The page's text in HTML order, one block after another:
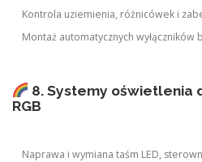
Kontrola uziemienia, różnicówek i
Montaż automatycznych wyłączników
8. Systemy oświetlenia
RGB
Naprawa i wymiana taśm LED,